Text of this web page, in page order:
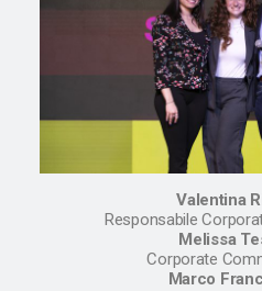
Valentina
Responsabile
Melissa
Corporate
Marco